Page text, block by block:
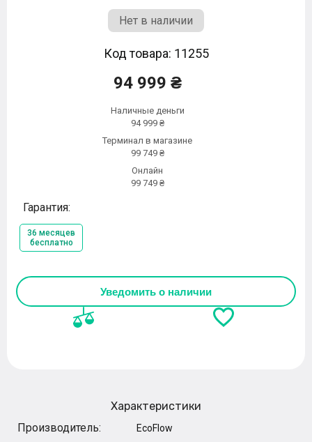
Нет в наличии
Код товара: 11255
94 999 ₴
Наличные деньги
94 999 ₴
Терминал в магазине
99 749 ₴
Онлайн
99 749 ₴
Гарантия:
36 месяцев
бесплатно
Уведомить о наличии
Характеристики
Производитель:
EcoFlow